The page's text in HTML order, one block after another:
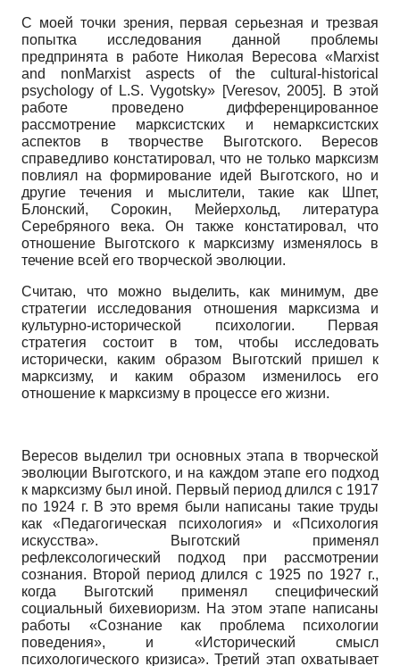
С моей точки зрения, первая серьезная и трезвая
попытка исследования данной проблемы
предпринята в работе Николая Вересова «Marxist
and non­Marxist aspects of the cultural-historical
psychology of L.S. Vygotsky» [Veresov, 2005].
В этой
работе проведено дифференцированное
рассмотрение марксистских и не­марксистских
аспектов в творчестве Выготского. Ве­ресов
справедливо констатировал, что не только марксизм
повлиял на формирование идей Выготско­го, но и
другие течения и мыслители, такие как Шпет,
Блонский, Сорокин, Мейерхольд, литература
Серебряного века. Он также констатировал, что
отношение Выготского к марксизму изменялось в
течение всей его творческой эволюции.
Считаю, что можно выделить, как минимум, две
стратегии исследования отношения марксизма и
культурно-исторической психологии. Первая
стратегия состоит в том, чтобы исследовать
исторически, каким образом Выготский пришел к
марксизму, и каким образом изменилось его
отношение к марксизму в процессе его жизни.
Вересов выделил три основных этапа в творческой
эволюции Выготского, и на каждом этапе его подход
к марксизму был иной. Первый период длился с 1917
по 1924 г. В это время были написаны такие труды
как «Педагогическая психология» и «Психология
искусства». Выготский применял
рефлексологический подход при рассмотрении
сознания. Второй период длился с 1925 по 1927 г.,
когда Выготский применял специфический
социальный бихевиоризм. На этом этапе написаны
работы «Сознание как проблема психологии
поведения», и «Исторический смысл
психологического кризиса». Третий этап охватывает